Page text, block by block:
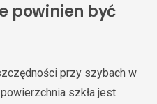
powinien być
przy szybach w
szkła jest